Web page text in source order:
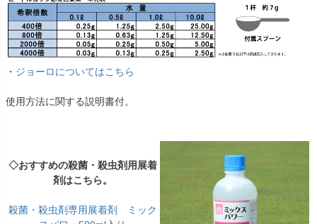
・ ジョーロについてはこちら
使用方法に関する説明書付。
◇おすすめの殺菌・殺虫剤用展着
剤はこちら。
殺菌・殺虫剤専用展着剤 ミック